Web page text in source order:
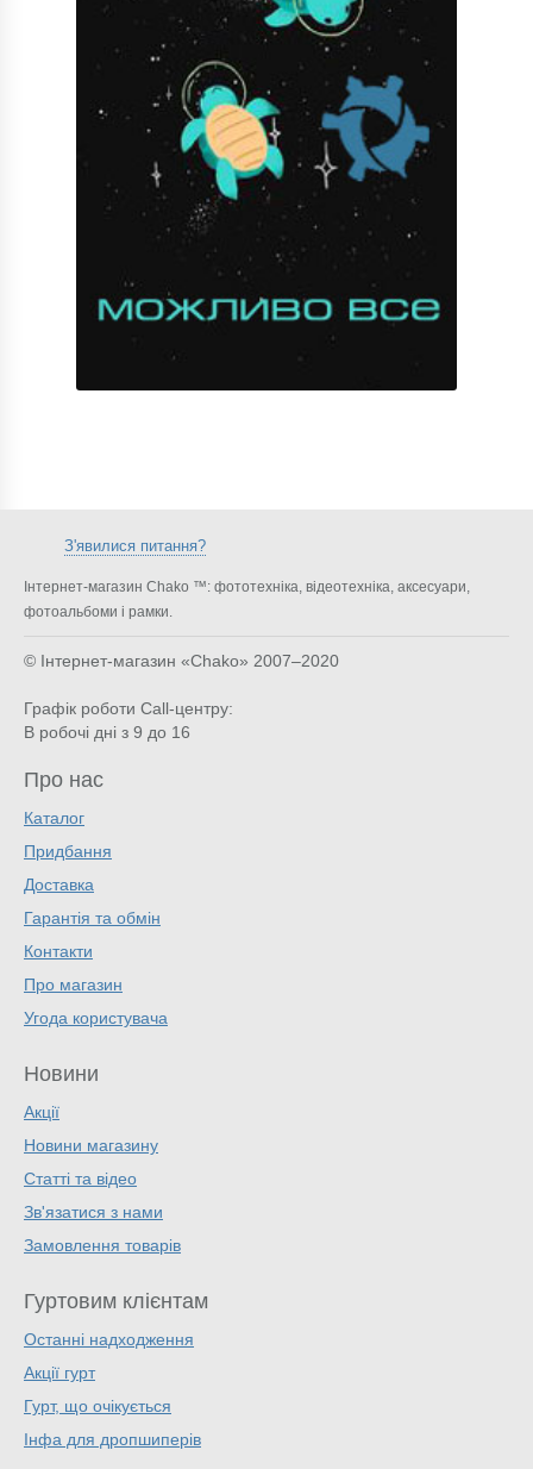
З'явилися питання?
Інтернет-магазин Chako ™: фототехніка, відеотехніка, аксесуари,
фотоальбоми і рамки.
© Інтернет-магазин «Chako» 2007–2020
Графік роботи Call-центру:
В робочі дні з 9 до 16
Про нас
Каталог
Придбання
Доставка
Гарантія та обмін
Контакти
Про магазин
Угода користувача
Новини
Акції
Новини магазину
Статті та відео
Зв'язатися з нами
Замовлення товарів
Гуртовим клієнтам
Останні надходження
Акції гурт
Гурт, що очікується
Інфа для дропшиперів